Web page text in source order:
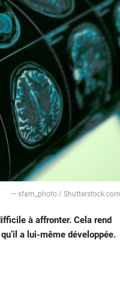
— sfam_photo / Shutterstock.com
à affronter. Cela rend
a lui-même développée.